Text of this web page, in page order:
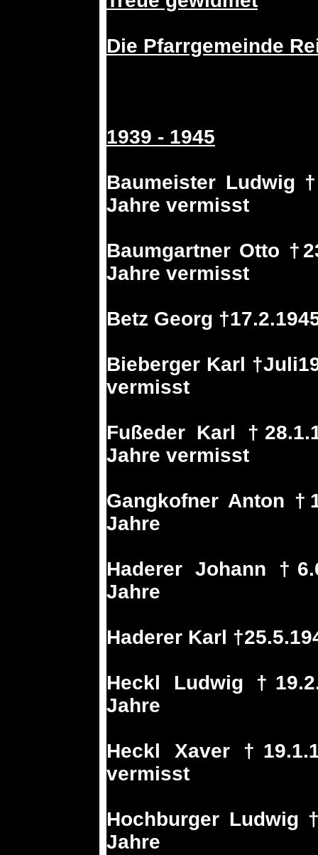
Die Pfarrgemeinde
1939 - 1945
Baumeister Ludwig
Jahre vermisst
Baumgartner Otto
Jahre vermisst
Betz Georg
Bieberger Karl
vermisst
Fußeder Karl
Jahre vermisst
Gangkofner Anton
Jahre
Haderer Johann
Jahre
Haderer Karl
Heckl Ludwig
Jahre
Heckl Xaver
vermisst
Hochburger Ludwig
Jahre